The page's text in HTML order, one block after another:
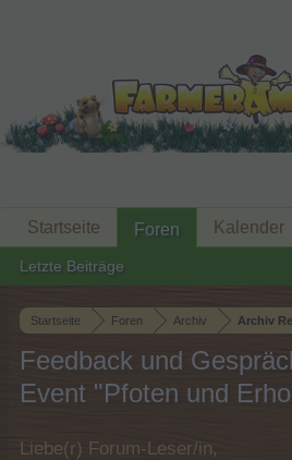
Startseite Foren Archiv Archiv
Feedback und
Event "Pfoten und
Liebe(r) Forum-Leser/in,
Startseite Foren
Letzte Beiträge
Kalender